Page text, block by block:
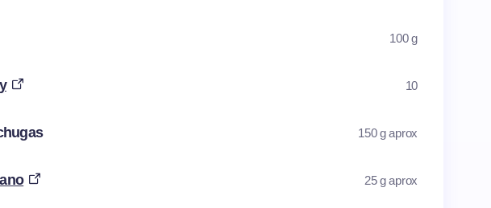
100 g
10
150 g aprox
25 g aprox